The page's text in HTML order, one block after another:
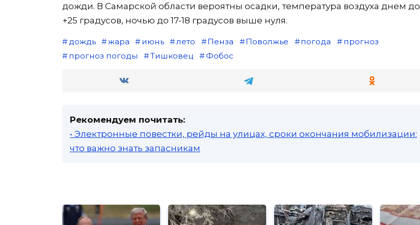
дожди. В Самарской области вероятны осадки, температура воздуха днем до
+25 градусов, ночью до 17-18 градусов выше нуля.
дождь жара июнь лето Пенза Поволжье погода
прогноз
прогноз погоды
Тишковец Фобос
Рекомендуем почитать:
• Электронные повестки, рейды на улицах, сроки окончания мобилизации:
что важно знать запасникам